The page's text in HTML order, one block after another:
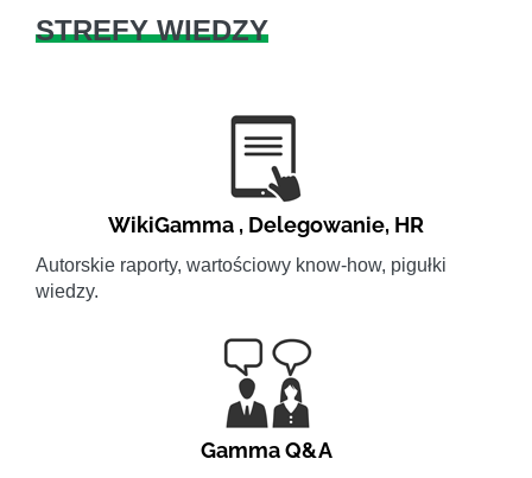
STREFY WIEDZY
WikiGamma , Delegowanie, HR
Autorskie raporty, wartościowy know-how, pigułki
wiedzy.
Gamma Q&A